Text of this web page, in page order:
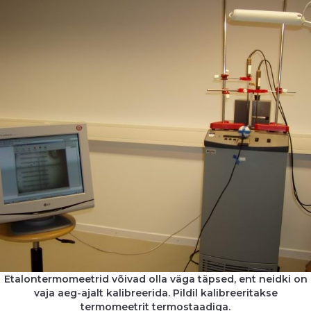
Etalontermomeetrid võivad olla väga täpsed, ent neidki on
vaja aeg-ajalt kalibreerida. Pildil kalibreeritakse
termomeetrit termostaadiga.